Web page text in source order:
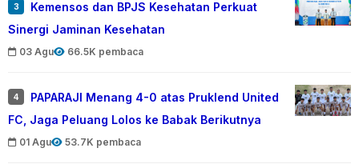
3
Kemensos dan BPJS Kesehatan Perkuat
Sinergi Jaminan Kesehatan
03 Agu 66.5K pembaca
4
PAPARAJI Menang 4-0 atas Pruklend United
FC, Jaga Peluang Lolos ke Babak Berikutnya
01 Agu 53.7K pembaca